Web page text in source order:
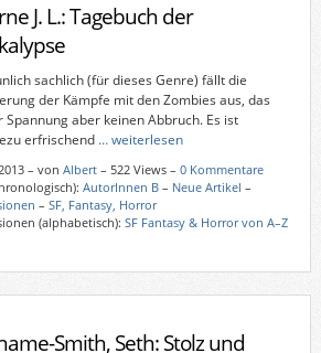
J. L.: Tagebuch der
sachlich (für dieses Genre) fällt die
der Kämpfe mit den Zombies aus, das
Spannung aber keinen Abbruch. Es ist
erfrischend … weiterlesen
– von Albert– 522 Views – 0 Kommentare
AutorInnen B– Neue Artikel –
– SF, Fantasy, Horror
(alphabetisch): SF Fantasy & Horror von A–Z
Smith, Seth: Stolz und